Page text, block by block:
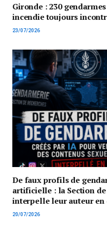
Gironde : 230
incendie toujours
23/07/2026
De faux profils de
artificielle : la Section
interpelle leur auteur en
20/07/2026